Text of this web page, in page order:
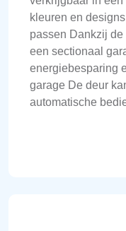
kleuren en
passen Dankzij
een sectionaal
energiebesparing
garage De deur
automatische